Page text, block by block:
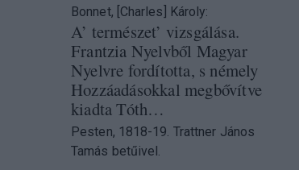
Bonnet, [Charles] Károly:
A’ természet’ vizsgálása.
Frantzia Nyelvből Magyar
Nyelvre fordította, s némely
Hozzáadásokkal megbővítve
kiadta Tóth…
Pesten, 1818-19. Trattner János
Tamás betűivel.